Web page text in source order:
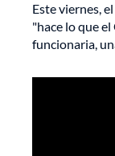
Este viernes,
"hace lo que
funcionaria,